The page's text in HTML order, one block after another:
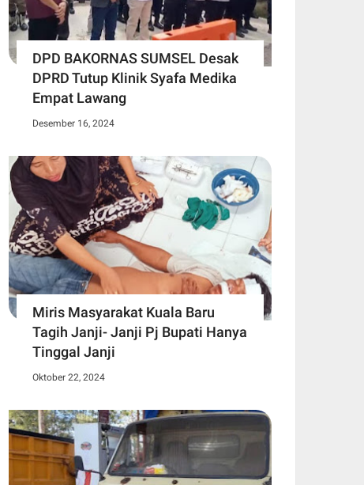
DPD BAKORNAS SUMSEL Desak
DPRD Tutup Klinik Syafa Medika
Empat Lawang
Desember 16, 2024
Miris Masyarakat Kuala Baru
Tagih Janji- Janji Pj Bupati Hanya
Tinggal Janji
Oktober 22, 2024